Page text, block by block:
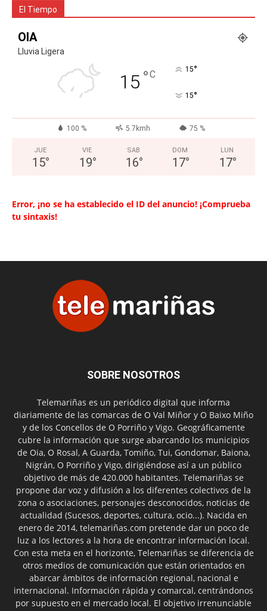
El Tiempo
OIA
Lluvia Ligera
15 °C 15°
15°
100 % 5.7kmh 75 %
JUE
15°
VIE
19°
SAB
16°
DOM
17°
LUN
17°
Error, ¡no se ha establecido el ID del anuncio! ¡Comprueba
tu sintaxis!
SOBRE NOSOTROS
Telemariñas es un periódico digital que informa
diariamente de las comarcas de O Val Miñor y O Baixo Miño
y de los Concellos de O Porriño y Vigo. Geográficamente
cubre la información que surge abarcando los municipios
de Oia, O Rosal, A Guarda, Tomiño, Tui, Gondomar, Baiona,
Nigrán, O Porriño y Vigo, dirigiéndose así a un público
objetivo de más de 420.000 habitantes. Telemariñas se
propone dar voz y difusión a los diferentes colectivos de la
zona o asociaciones, personajes desconocidos, noticias de
actualidad (Sucesos, deportes, cultura, ocio...). Nacida en
enero de 2014, telemariñas.com pretende dar un poco de
luz a los lectores a la hora de encontrar información local.
Con esta meta en el horizonte, Telemariñas se diferencia de
otros medios de comunicación que están orientados en
abarcar ámbitos de información regional, nacional e
internacional. Información rápida y comarcal, centrándonos
por supuesto en el mercado local. El objetivo irrenunciable